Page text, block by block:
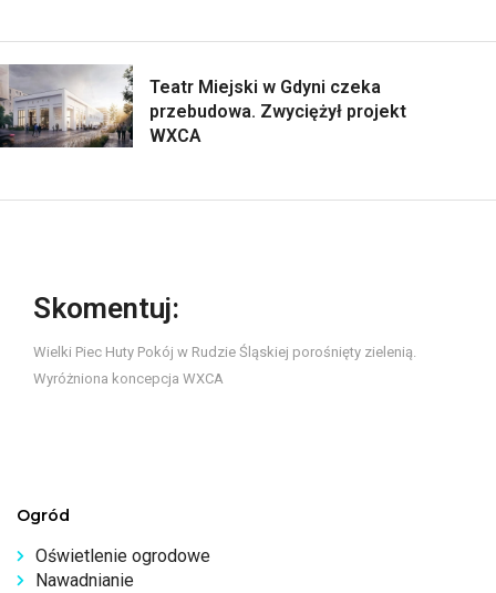
Teatr Miejski w Gdyni czeka
przebudowa. Zwyciężył projekt
WXCA
Skomentuj:
Wielki Piec Huty Pokój w Rudzie Śląskiej porośnięty zielenią.
Wyróżniona koncepcja WXCA
Ogród
Oświetlenie ogrodowe
Nawadnianie